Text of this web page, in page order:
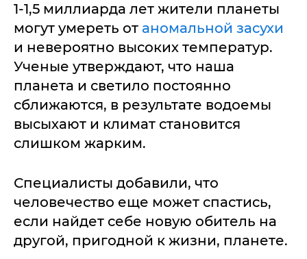
1-1,5 миллиарда лет жители планеты
могут умереть от аномальной засухи
и невероятно высоких температур.
Ученые утверждают, что наша
планета и светило постоянно
сближаются, в результате водоемы
высыхают и климат становится
слишком жарким.
Специалисты добавили, что
человечество еще может спастись,
если найдет себе новую обитель на
другой, пригодной к жизни, планете.